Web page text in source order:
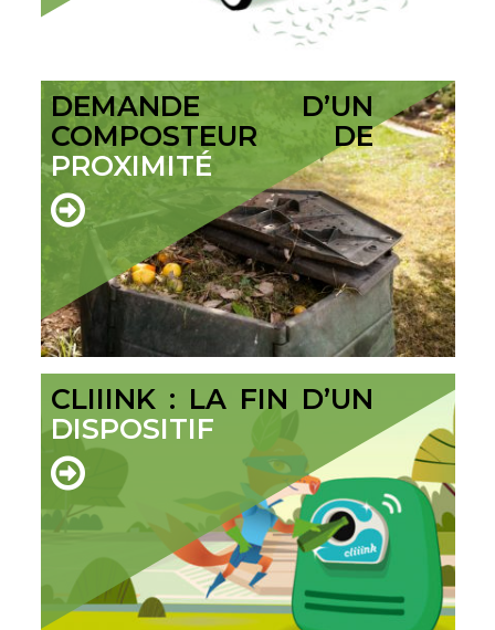
DEMANDE D’UN
COMPOSTEUR DE
PROXIMITÉ
CLIIINK : LA FIN D’UN
DISPOSITIF